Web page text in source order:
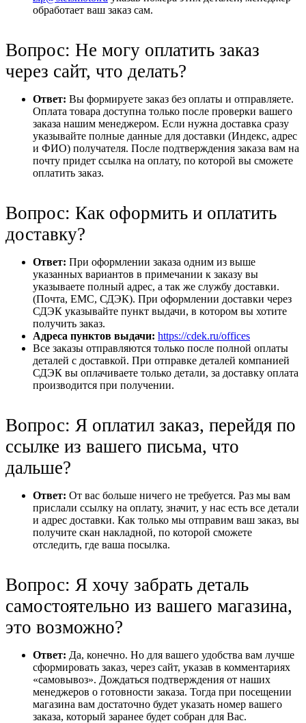
обработает ваш заказ сам.
Вопрос: Не могу оплатить заказ
через сайт, что делать?
Ответ: Вы формируете заказ без оплаты и отправляете.
Оплата товара доступна только после проверки вашего
заказа нашим менеджером. Если нужна доставка сразу
указывайте полные данные для доставки (Индекс, адрес
и ФИО) получателя. После подтверждения заказа вам на
почту придет ссылка на оплату, по которой вы сможете
оплатить заказ.
Вопрос: Как оформить и оплатить
доставку?
Ответ: При оформлении заказа одним из выше
указанных вариантов в примечании к заказу вы
указываете полный адрес, а так же службу доставки.
(Почта, ЕМС, СДЭК). При оформлении доставки через
СДЭК указывайте пункт выдачи, в котором вы хотите
получить заказ.
Адреса пунктов выдачи: https://cdek.ru/offices
Все заказы отправляются только после полной оплаты
деталей с доставкой. При отправке деталей компанией
СДЭК вы оплачиваете только детали, за доставку оплата
производится при получении.
Вопрос: Я оплатил заказ, перейдя по
ссылке из вашего письма, что
дальше?
Ответ: От вас больше ничего не требуется. Раз мы вам
прислали ссылку на оплату, значит, у нас есть все детали
и адрес доставки. Как только мы отправим ваш заказ, вы
получите скан накладной, по которой сможете
отследить, где ваша посылка.
Вопрос: Я хочу забрать деталь
самостоятельно из вашего магазина,
это возможно?
Ответ: Да, конечно. Но для вашего удобства вам лучше
сформировать заказ, через сайт, указав в комментариях
«самовывоз». Дождаться подтверждения от наших
менеджеров о готовности заказа. Тогда при посещении
магазина вам достаточно будет указать номер вашего
заказа, который заранее будет собран для Вас.